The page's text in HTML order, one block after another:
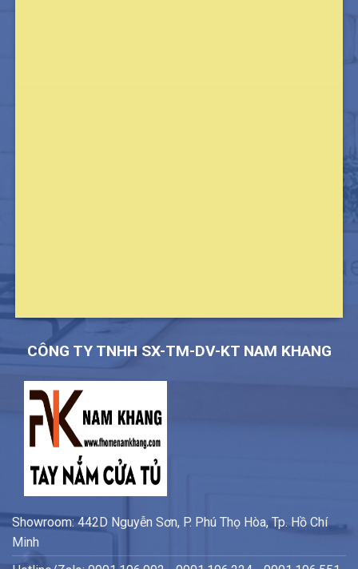
CÔNG TY TNHH SX-TM-DV-KT NAM KHANG
Showroom: 442D Nguyễn Sơn, P. Phú Thọ Hòa, Tp. Hồ Chí
Minh